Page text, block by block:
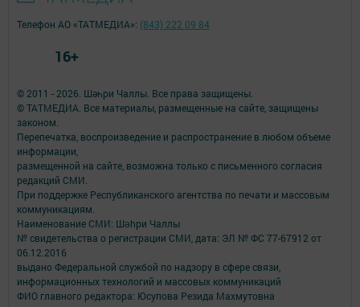
© 2011 - 2026. Шәһри Чаллы. Все права защищены.
© ТАТМЕДИА. Все материалы, размещенные на сайте, защищены
законом.
Перепечатка, воспроизведение и распространение в любом объеме
информации,
размещенной на сайте, возможна только с письменного согласия
редакций СМИ.
При поддержке Республиканского агентства по печати и массовым
коммуникациям.
Наименование СМИ: Шəhри Чаллы
№ свидетельства о регистрации СМИ, дата: ЭЛ № ФС 77-67912 от
06.12.2016
выдано Федеральной службой по надзору в сфере связи,
информационных технологий и массовых коммуникаций
ФИО главного редактора: Юсупова Резида Махмутовна
Телефон АО «ТАТМЕДИА»: (843) 222 09 84
16+